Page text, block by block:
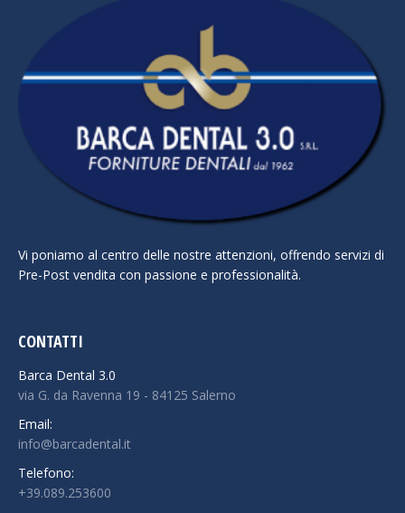
Vi poniamo al centro delle nostre attenzioni, offrendo servizi di
Pre-Post vendita con passione e professionalità.
CONTATTI
Barca Dental 3.0
via G. da Ravenna 19 - 84125 Salerno
Email:
info@barcadental.it
Telefono:
+39.089.253600